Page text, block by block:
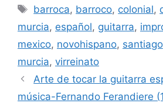
Etiquetas
barroca, barroco, colonial,
murcia, español, guitarra,
mexico, novohispano, santiago
murcia, virreinato
Arte de tocar la guitarra
música-Fernando Ferandiere